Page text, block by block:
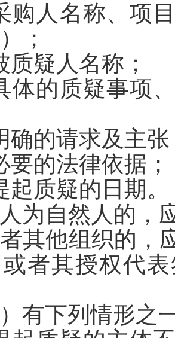
购人名称、项
；
质疑人名称；
体的质疑事项
确的请求及主张
要的法律依据；
起质疑的日期。
为自然人的，
其他组织的，
者其授权代
）有下列情形之